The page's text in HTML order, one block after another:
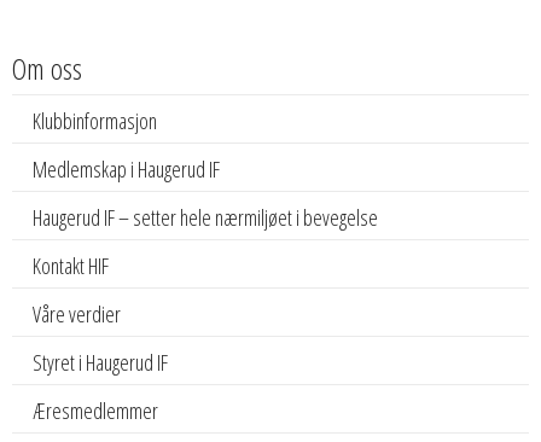
Om oss
Klubbinformasjon
Medlemskap i Haugerud IF
Haugerud IF – setter hele nærmiljøet i bevegelse
Kontakt HIF
Våre verdier
Styret i Haugerud IF
Æresmedlemmer